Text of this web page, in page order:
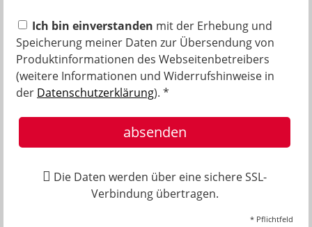
Ich bin einverstanden mit der Erhebung und
Speicherung meiner Daten zur Übersendung von
Produktinformationen des Webseitenbetreibers
(weitere Informationen und Widerrufshinweise in
der Datenschutzerklärung). *
absenden
Die Daten werden über eine sichere SSL-
Verbindung übertragen.
* Pflichtfeld